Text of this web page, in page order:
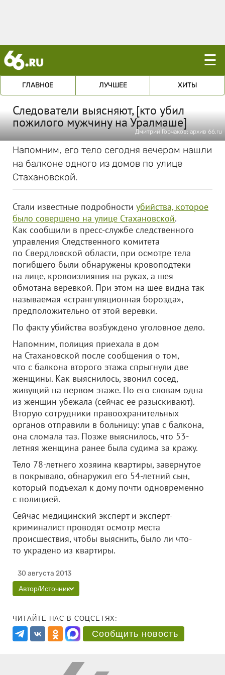
☰
ГЛАВНОЕ ЛУЧШЕЕ ХИТЫ
Следователи выясняют, [кто убил
пожилого мужчину на Уралмаше]
Дмитрий Горчаков; архив 66.ru
Напомним, его тело сегодня вечером нашли
на балконе одного из домов по улице
Стахановской.
Стали известные подробности убийства, которое
было совершено на улице Стахановской.
Как сообщили в пресс-службе следственного
управления Следственного комитета
по Свердловской области, при осмотре тела
погибшего были обнаружены кровоподтеки
на лице, кровоизлияния на руках, а шея
обмотана веревкой. При этом на шее видна так
называемая «странгуляционная борозда»,
предположительно от этой веревки.
По факту убийства возбуждено уголовное дело.
Напомним, полиция приехала в дом
на Стахановской после сообщения о том,
что с балкона второго этажа спрыгнули две
женщины. Как выяснилось, звонил сосед,
живущий на первом этаже. По его словам одна
из женщин убежала (сейчас ее разыскивают).
Вторую сотрудники правоохранительных
органов отправили в больницу: упав с балкона,
она сломала таз. Позже выяснилось, что 53-
летняя женщина ранее была судима за кражу.
Тело 78-летнего хозяина квартиры, завернутое
в покрывало, обнаружил его 54-летний сын,
который подъехал к дому почти одновременно
с полицией.
Сейчас медицинский эксперт и эксперт-
криминалист проводят осмотр места
происшествия, чтобы выяснить, было ли что-
то украдено из квартиры.
30 августа 2013
Автор/Источник
ЧИТАЙТЕ НАС В СОЦСЕТЯХ:
Сообщить новость